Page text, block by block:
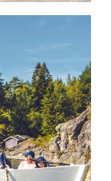
sommerrute
En
øyer og